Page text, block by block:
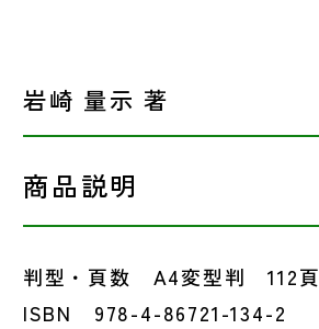
岩崎 量示 著
商品説明
判型・頁数 A4変型判 112頁
ISBN 978-4-86721-134-2